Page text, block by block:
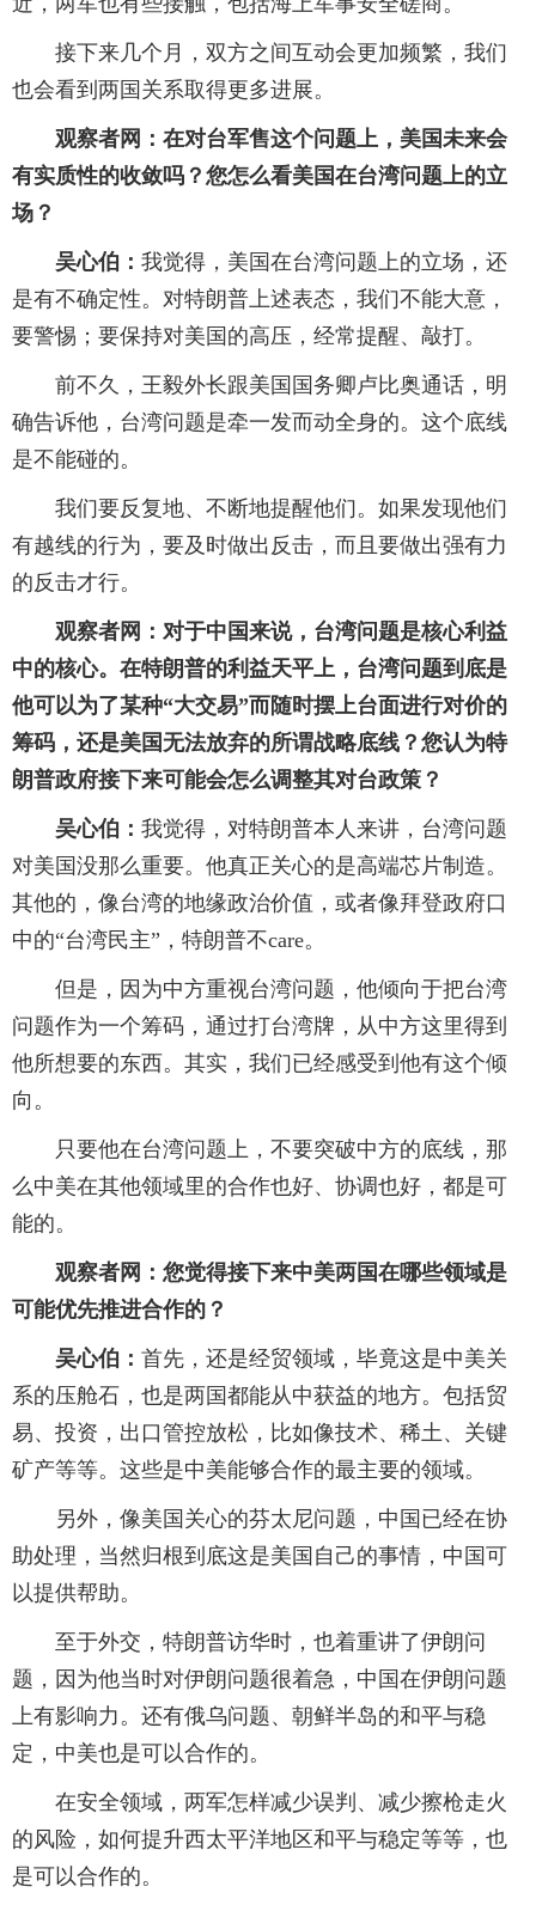
接下来几个月，双方之间互动会更加频繁，我们
也会看到两国关系取得更多进展。
观察者网：在对台军售这个问题上，美国未来会
有实质性的收敛吗？您怎么看美国在台湾问题上的立
场？
吴心伯： 我觉得，美国在台湾问题上的立场，还
是有不确定性。对特朗普上述表态，我们不能大意，
要警惕；要保持对美国的高压，经常提醒、敲打。
前不久，王毅外长跟美国国务卿卢比奥通话，明
确告诉他，台湾问题是牵一发而动全身的。这个底线
是不能碰的。
我们要反复地、不断地提醒他们。如果发现他们
有越线的行为，要及时做出反击，而且要做出强有力
的反击才行。
观察者网：对于中国来说，台湾问题是核心利益
中的核心。在特朗普的利益天平上，台湾问题到底是
他可以为了某种“大交易”而随时摆上台面进行对价的
筹码，还是美国无法放弃的所谓战略底线？您认为特
朗普政府接下来可能会怎么调整其对台政策？
吴心伯： 我觉得，对特朗普本人来讲，台湾问题
对美国没那么重要。他真正关心的是高端芯片制造。
其他的，像台湾的地缘政治价值，或者像拜登政府口
中的“台湾民主”，特朗普不care。
但是，因为中方重视台湾问题，他倾向于把台湾
问题作为一个筹码，通过打台湾牌，从中方这里得到
他所想要的东西。其实，我们已经感受到他有这个倾
向。
只要他在台湾问题上，不要突破中方的底线，那
么中美在其他领域里的合作也好、协调也好，都是可
能的。
观察者网：您觉得接下来中美两国在哪些领域是
可能优先推进合作的？
吴心伯： 首先，还是经贸领域，毕竟这是中美关
系的压舱石，也是两国都能从中获益的地方。包括贸
易、投资，出口管控放松，比如像技术、稀土、关键
矿产等等。这些是中美能够合作的最主要的领域。
另外，像美国关心的芬太尼问题，中国已经在协
助处理，当然归根到底这是美国自己的事情，中国可
以提供帮助。
至于外交，特朗普访华时，也着重讲了伊朗问
题，因为他当时对伊朗问题很着急，中国在伊朗问题
上有影响力。还有俄乌问题、朝鲜半岛的和平与稳
定，中美也是可以合作的。
在安全领域，两军怎样减少误判、减少擦枪走火
的风险，如何提升西太平洋地区和平与稳定等等，也
是可以合作的。